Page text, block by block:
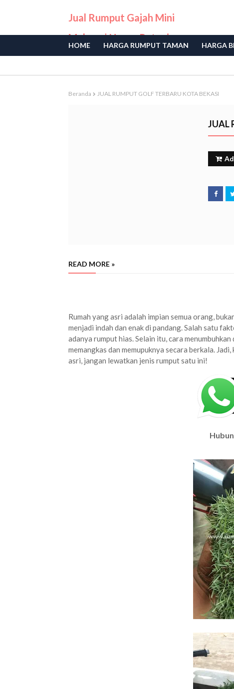
Jual Rumput Gajah Mini
Malang | Harga Petani
Langsung
HOME HARGA RUMPUT TAMAN HARGA
Beranda JUAL RUMPUT GOLF TERBARU KOTA BEKASI
JUAL
READ MORE »
Rumah yang asri adalah impian semua orang,
menjadi indah dan enak di pandang. Salah satu
adanya rumput hias. Selain itu, cara
memangkas dan memupuknya secara berkala.
asri, jangan lewatkan jenis rumput satu ini!